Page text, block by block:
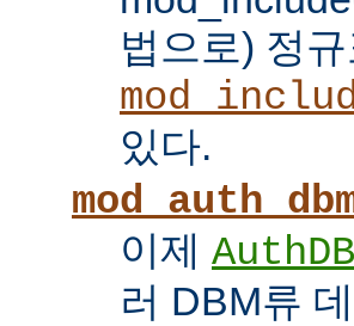
법으로) 정
있다.
이제
러 DBM류